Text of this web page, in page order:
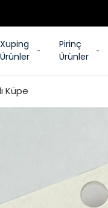
Xuping
Ürünler
Pirinç
Ürünler
Küpe